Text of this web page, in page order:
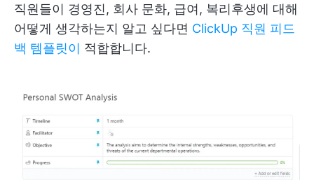
직원들이 경영진, 회사 문화, 급여, 복리후생에 대해
어떻게 생각하는지 알고 싶다면 ClickUp 직원 피드
백 템플릿이 적합합니다.